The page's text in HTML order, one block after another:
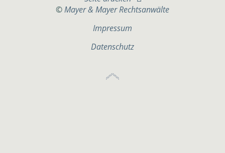
©Mayer & Mayer Rechtsanwälte
Impressum
Datenschutz